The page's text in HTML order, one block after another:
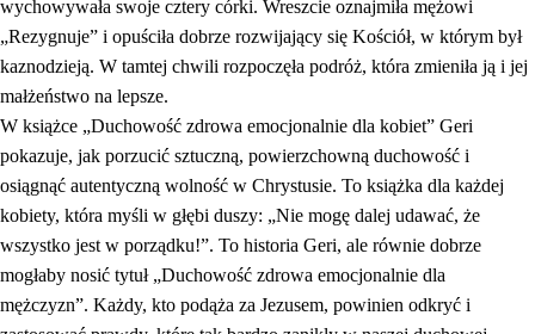
wychowywała swoje cztery córki. Wreszcie oznajmiła mężowi
„Rezygnuje” i opuściła dobrze rozwijający się Kościół, w którym był
kaznodzieją. W tamtej chwili rozpoczęła podróż, która zmieniła ją i jej
małżeństwo na lepsze.
W książce „Duchowość zdrowa emocjonalnie dla kobiet” Geri
pokazuje, jak porzucić sztuczną, powierzchowną duchowość i
osiągnąć autentyczną wolność w Chrystusie. To książka dla każdej
kobiety, która myśli w głębi duszy: „Nie mogę dalej udawać, że
wszystko jest w porządku!”. To historia Geri, ale równie dobrze
mogłaby nosić tytuł „Duchowość zdrowa emocjonalnie dla
mężczyzn”. Każdy, kto podąża za Jezusem, powinien odkryć i